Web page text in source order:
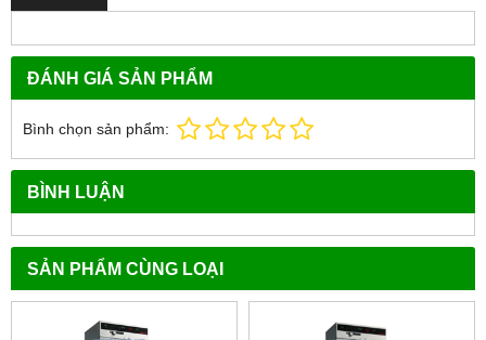
ĐÁNH GIÁ SẢN PHẨM
Bình chọn sản phẩm:
BÌNH LUẬN
SẢN PHẨM CÙNG LOẠI